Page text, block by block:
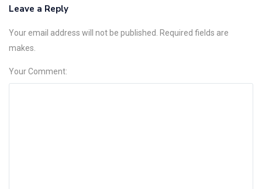
Leave a Reply
Your email address will not be published. Required fields are
makes.
Your Comment: